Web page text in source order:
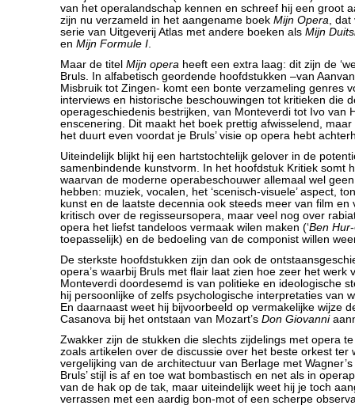
van het operalandschap kennen en schreef hij een groot
zijn nu verzameld in het aangename boek Mijn Opera, dat
serie van Uitgeverij Atlas met andere boeken als Mijn
en Mijn Formule I.
Maar de titel Mijn opera heeft een extra laag: dit zijn de
Bruls. In alfabetisch geordende hoofdstukken –van
Misbruik tot Zingen- komt een bonte verzameling genres
interviews en historische beschouwingen tot kritieken die
operageschiedenis bestrijken, van Monteverdi tot Ivo van
enscenering. Dit maakt het boek prettig afwisselend,
het duurt even voordat je Bruls’ visie op opera hebt
Uiteindelijk blijkt hij een hartstochtelijk gelover in de
samenbindende kunstvorm. In het hoofdstuk Kritiek somt
waarvan de moderne operabeschouwer allemaal wel
hebben: muziek, vocalen, het ‘scenisch-visuele’ aspect,
kunst en de laatste decennia ook steeds meer van film en
kritisch over de regisseursopera, maar veel nog over
opera het liefst tandeloos vermaak wilen maken (‘Ben Hur
toepasselijk) en de bedoeling van de componist willen
De sterkste hoofdstukken zijn dan ook de
opera’s waarbij Bruls met flair laat zien hoe zeer het werk
Monteverdi doordesemd is van politieke en ideologische
hij persoonlijke of zelfs psychologische interpretaties van
En daarnaast weet hij bijvoorbeeld op vermakelijke wijze
Casanova bij het ontstaan van Mozart’s Don Giovanni
Zwakker zijn de stukken die slechts zijdelings met opera
zoals artikelen over de discussie over het beste orkest ter
vergelijking van de architectuur van Berlage met
Bruls’ stijl is af en toe wat bombastisch en net als in
van de hak op de tak, maar uiteindelijk weet hij je toch
verrassen met een aardig bon-mot of een scherpe